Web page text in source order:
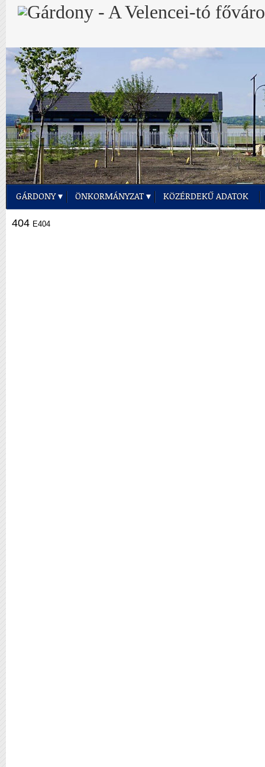
GÁRDONY ÖNKORMÁNYZAT KÖZÉRDEKŰ ADATOK
404 E404